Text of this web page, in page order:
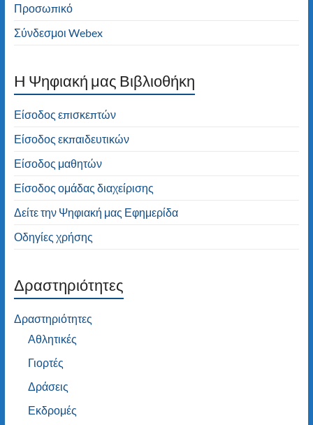
Προσωπικό
Σύνδεσμοι Webex
H Ψηφιακή μας Βιβλιοθήκη
Είσοδος επισκεπτών
Είσοδος εκπαιδευτικών
Είσοδος μαθητών
Είσοδος ομάδας διαχείρισης
Δείτε την Ψηφιακή μας Εφημερίδα
Οδηγίες χρήσης
Δραστηριότητες
Δραστηριότητες
Αθλητικές
Γιορτές
Δράσεις
Εκδρομές